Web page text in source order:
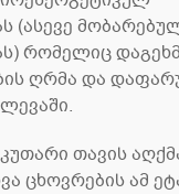
(ასევე
რომელიც
ღრმა და
თავის
ცხოვრების ამ